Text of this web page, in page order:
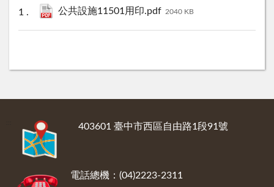
公共設施11501用印.pdf 2040 KB
403601 臺中市西區自由路1段91號
電話總機：(04)2223-2311